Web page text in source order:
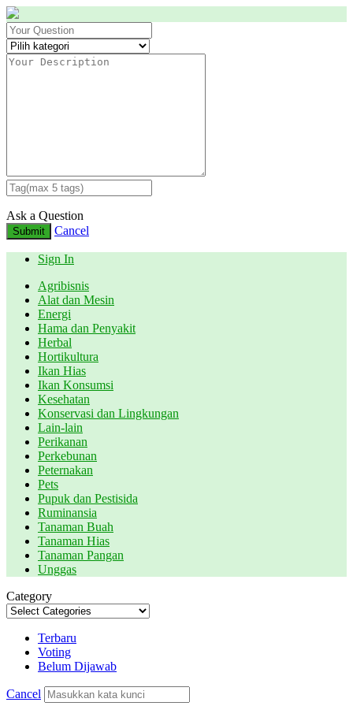
Ask a Question
Submit Cancel
Sign In
Agribisnis
Alat dan Mesin
Energi
Hama dan Penyakit
Herbal
Hortikultura
Ikan Hias
Ikan Konsumsi
Kesehatan
Konservasi dan Lingkungan
Lain-lain
Perikanan
Perkebunan
Peternakan
Pets
Pupuk dan Pestisida
Ruminansia
Tanaman Buah
Tanaman Hias
Tanaman Pangan
Unggas
Category
Terbaru
Voting
Belum Dijawab
Cancel